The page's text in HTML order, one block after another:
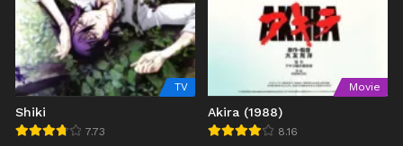
TV
Shiki
7.73
Movie
Akira (1988)
8.16